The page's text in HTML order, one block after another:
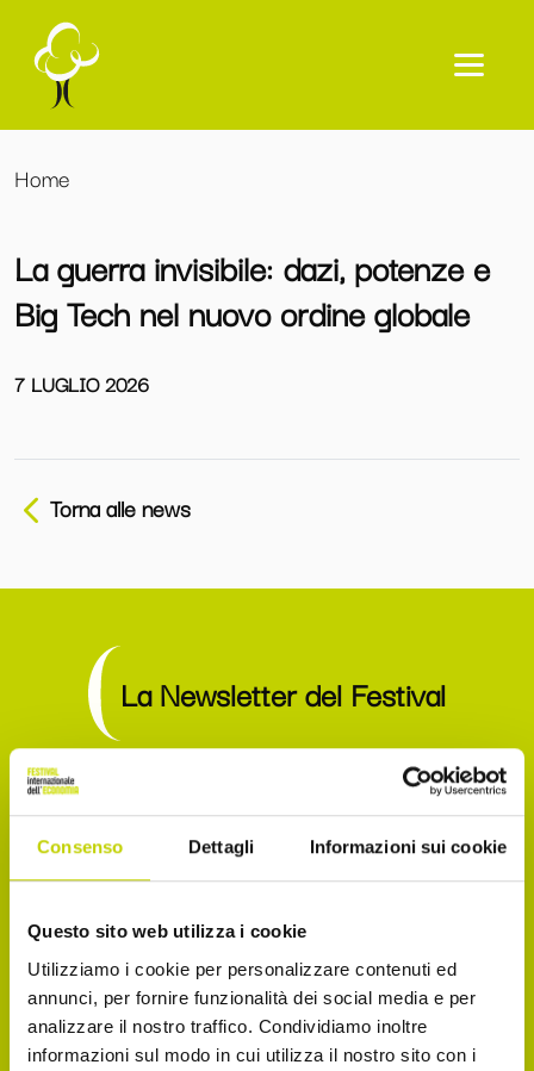
Consenso Dettagli Informazioni sui cookie
Questo sito web utilizza i cookie
Utilizziamo i cookie per personalizzare contenuti ed
annunci, per fornire funzionalità dei social media e per
analizzare il nostro traffico. Condividiamo inoltre
informazioni sul modo in cui utilizza il nostro sito con i
Home
La guerra invisibile: dazi, potenze e
Big Tech nel nuovo ordine globale
7 LUGLIO 2026
Torna alle news
La Newsletter del Festival
Iscriviti alla Newsletter del Festival Internazionale
dell’Economia per essere sempre informato sulle
novità e gli appuntamenti in agenda!
Email
Dichiaro di avere più di 14 anni